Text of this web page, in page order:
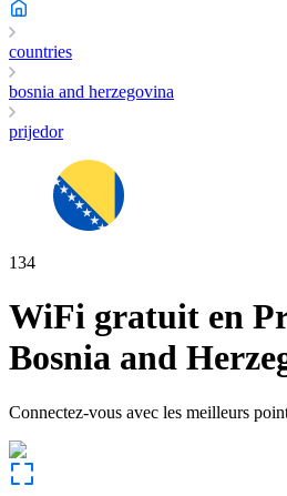
countries
bosnia and herzegovina
prijedor
134
WiFi gratuit en
Bosnia and
Connectez-vous avec les meilleurs